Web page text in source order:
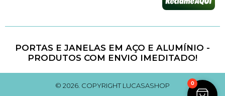
PORTAS E JANELAS EM AÇO E ALUMÍNIO -
PRODUTOS COM ENVIO IMEDITADO!
© 2026. COPYRIGHT LUCASASHOP 0